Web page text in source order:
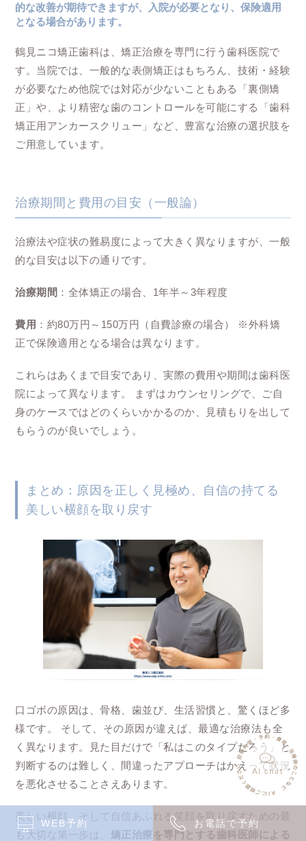
的な改善が期待できますが、入院が必要となり、保険適用
となる場合があります。
鶴見ニコ矯正歯科は、矯正治療を専門に行う歯科医院で
す。当院では、一般的な表側矯正はもちろん、技術・経験
が必要なため他院では対応が少ないこともある「裏側矯
正」や、より精密な歯のコントロールを可能にする「歯科
矯正用アンカースクリュー」など、豊富な治療の選択肢を
ご用意しています。
治療期間と費用の目安（一般論）
治療法や症状の難易度によって大きく異なりますが、一般
的な目安は以下の通りです。
治療期間 ：全体矯正の場合、1年半～3年程度
費用 ：約80万円～150万円（自費診療の場合） ※外科矯
正で保険適用となる場合は異なります。
これらはあくまで目安であり、実際の費用や期間は歯科医
院によって異なります。 まずはカウンセリングで、ご自
身のケースではどのくらいかかるのか、見積もりを出して
もらうのが良いでしょう。
まとめ：原因を正しく見極め、自信の持てる
美しい横顔を取り戻す
口ゴボの原因は、骨格、歯並び、生活習慣と、驚くほど多
様です。 そして、その原因が違えば、最適な治療法も全
く異なります。見た目だけで「私はこのタイプだろう」と
判断するのは難しく、間違ったアプローチはかえって状況
を悪化させることさえあります。
美しい横顔、そして自信あふれる笑顔を取り戻すための最
も大切な第一歩は、 矯正治療を専門とする歯科医師による
WEB予約 お電話で予約